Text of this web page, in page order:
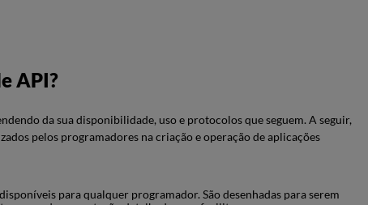
API?
da sua disponibilidade, uso e protocolos que seguem. A seguir,
pelos programadores na criação e operação de aplicações
para qualquer programador. São desenhadas para serem